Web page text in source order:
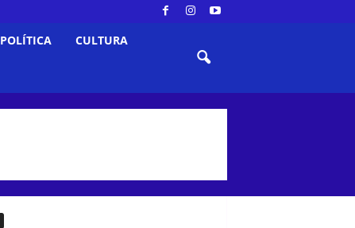
POLÍTICA CULTURA